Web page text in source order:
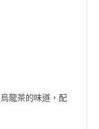
龍茶的味道，配